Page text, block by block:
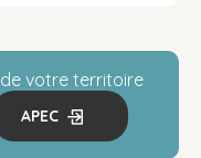
votre territoire
APEC